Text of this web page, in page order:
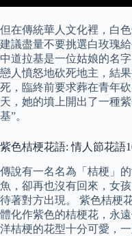
但在傳統華人文化裡，白
建議盡量不要挑選白玫瑰
中道拉基是一位姑娘的名
戀人憤怒地砍死地主，結
死，臨終前要求葬在青年
天，她的墳上開出了一種
基”。
紫色桔梗花語: 情人節花語
傳說有一名名為「桔梗」
魚，卻再也沒有回來，女
待著對方出現。 紫色桔梗
體化作紫色的桔梗花，永
洋桔梗的花型十分可愛，